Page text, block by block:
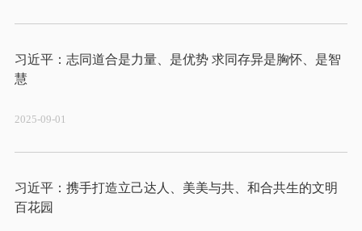
习近平：志同道合是力量、是优势 求同存异是胸怀、是智
2025-09-01
习近平：携手打造立己达人、美美与共、和合共生的文明